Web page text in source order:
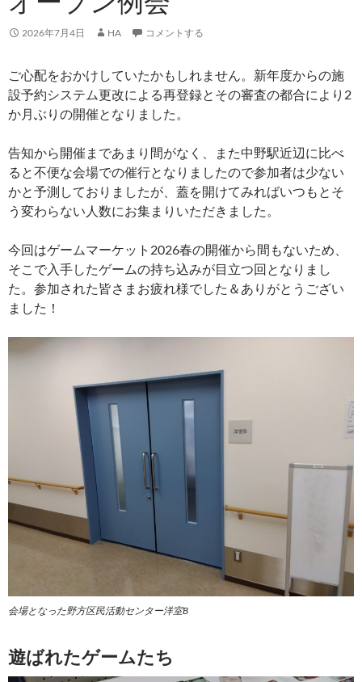
2026年7月4日 HA コメントする
ご心配をおかけしていたかもしれません。新年度からの施
設予約システム更改による再登録とその審査の都合により2
か月ぶりの開催となりました。
告知から開催まであまり間がなく、また中野駅近辺に比べ
ると不便な会場での催行となりましたので参加者は少ない
かと予測しておりましたが、蓋を開けてみればいつもとそ
う変わらない人数にお集まりいただきました。
今回はゲームマーケット2026春の開催から間もないため、
そこで入手したゲームの持ち込みが目立つ回となりまし
た。参加された皆さまお疲れ様でした＆ありがとうござい
ました！
会場となった野方区民活動センター洋室B
遊ばれたゲームたち